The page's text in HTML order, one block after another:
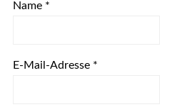
Name *
E-Mail-Adresse *